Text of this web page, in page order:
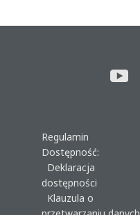
Regulamin
Dostępność:
Deklaracja
dostępności
Klauzula o